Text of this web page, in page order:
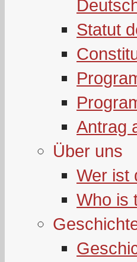
Statut
Antrag
Über uns
Wer ist
Who is